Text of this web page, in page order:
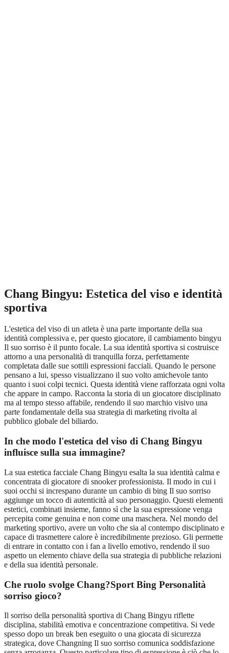
Chang Bingyu: Estetica del viso e identità
sportiva
L'estetica del viso di un atleta è una parte importante della sua
identità complessiva e, per questo giocatore, il cambiamento bingyu
Il suo sorriso è il punto focale. La sua identità sportiva si costruisce
attorno a una personalità di tranquilla forza, perfettamente
completata dalle sue sottili espressioni facciali. Quando le persone
pensano a lui, spesso visualizzano il suo volto amichevole tanto
quanto i suoi colpi tecnici. Questa identità viene rafforzata ogni volta
che appare in campo. Racconta la storia di un giocatore disciplinato
ma al tempo stesso affabile, rendendo il suo marchio visivo una
parte fondamentale della sua strategia di marketing rivolta al
pubblico globale del biliardo.
In che modo l'estetica del viso di Chang Bingyu
influisce sulla sua immagine?
La sua estetica facciale Chang Bingyu esalta la sua identità calma e
concentrata di giocatore di snooker professionista. Il modo in cui i
suoi occhi si increspano durante un cambio di bing Il suo sorriso
aggiunge un tocco di autenticità al suo personaggio. Questi elementi
estetici, combinati insieme, fanno sì che la sua espressione venga
percepita come genuina e non come una maschera. Nel mondo del
marketing sportivo, avere un volto che sia al contempo disciplinato e
capace di trasmettere calore è incredibilmente prezioso. Gli permette
di entrare in contatto con i fan a livello emotivo, rendendo il suo
aspetto un elemento chiave della sua strategia di pubbliche relazioni
e della sua identità personale.
Che ruolo svolge Chang?Sport Bing Personalità
sorriso gioco?
Il sorriso della personalità sportiva di Chang Bingyu riflette
disciplina, stabilità emotiva e concentrazione competitiva. Si vede
spesso dopo un break ben eseguito o una giocata di sicurezza
strategica, dove Changning Il suo sorriso comunica soddisfazione